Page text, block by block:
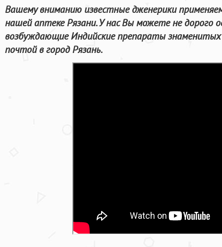
Вашему вниманию известные дженерики
нашей аптеке Рязани. У нас Вы можете не дорого
возбуждающие Индийские препараты
почтой в город Рязань.